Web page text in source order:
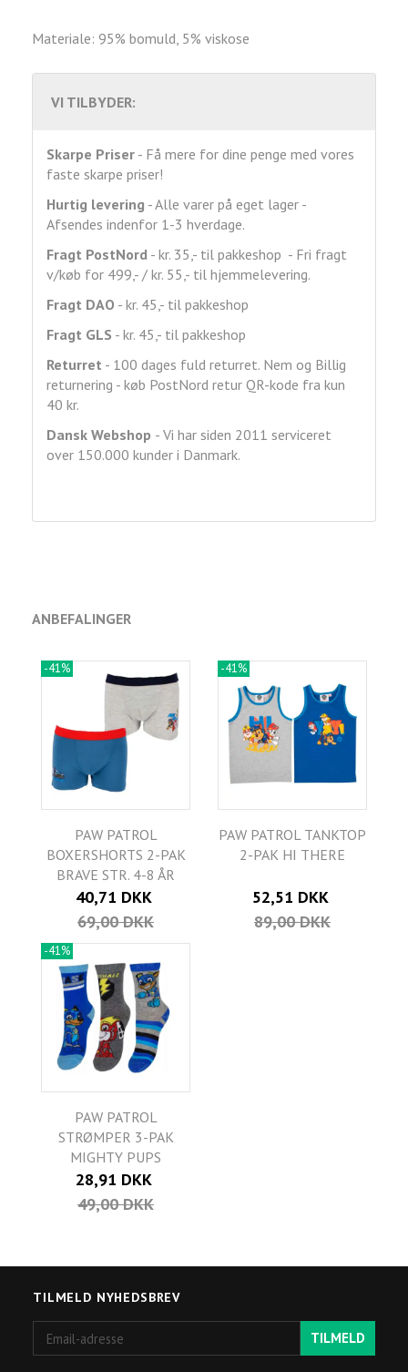
Materiale: 95% bomuld, 5% viskose
VI TILBYDER:
Skarpe Priser - Få mere for dine penge med vores
faste skarpe priser!
Hurtig levering - Alle varer på eget lager -
Afsendes indenfor 1-3 hverdage.
Fragt PostNord - kr. 35,- til pakkeshop - Fri fragt
v/køb for 499,- / kr. 55,- til hjemmelevering.
Fragt DAO - kr. 45,- til pakkeshop
Fragt GLS - kr. 45,- til pakkeshop
Returret - 100 dages fuld returret. Nem og Billig
returnering - køb PostNord retur QR-kode fra kun
40 kr.
Dansk Webshop - Vi har siden 2011 serviceret
over 150.000 kunder i Danmark.
ANBEFALINGER
-41%
PAW PATROL
BOXERSHORTS 2-PAK
BRAVE STR. 4-8 ÅR
40,71 DKK
69,00 DKK
-41%
PAW PATROL TANKTOP
2-PAK HI THERE
52,51 DKK
89,00 DKK
-41%
PAW PATROL
STRØMPER 3-PAK
MIGHTY PUPS
28,91 DKK
49,00 DKK
TILMELD NYHEDSBREV
adresse
TILMELD